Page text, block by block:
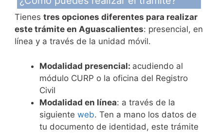
Tienes tres opciones diferentes para realizar
este trámite en Aguascalientes: presencial, en
línea y a través de la unidad móvil.
Modalidad presencial: acudiendo al
módulo CURP o la oficina del Registro
Civil
Modalidad en línea: a través de la
siguiente web. Ten a mano los datos de
tu documento de identidad, este trámite